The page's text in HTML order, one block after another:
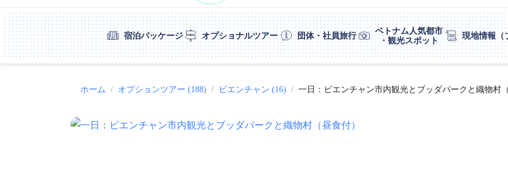
宿泊パッケージ オプショナルツアー 団体・社員旅行
ベトナム人気都市
・観光スポット
現地情報（
ホーム オプションツアー (188) ビエンチャン (16) 一日：ビエンチャン市内観光とブッダパークと織物村（